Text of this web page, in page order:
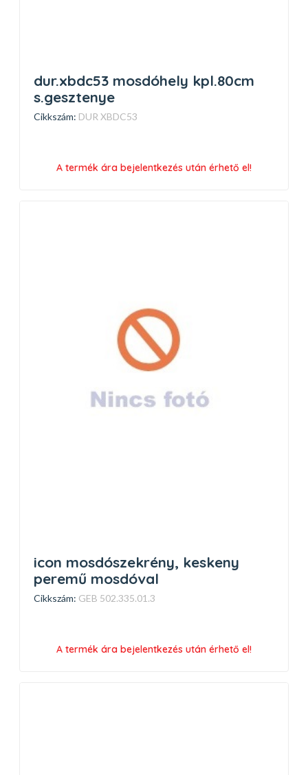
dur.xbdc53 mosdóhely kpl.80cm
s.gesztenye
Cikkszám: DUR XBDC53
A termék ára bejelentkezés után érhető el!
icon mosdószekrény, keskeny
peremű mosdóval
Cikkszám: GEB 502.335.01.3
A termék ára bejelentkezés után érhető el!